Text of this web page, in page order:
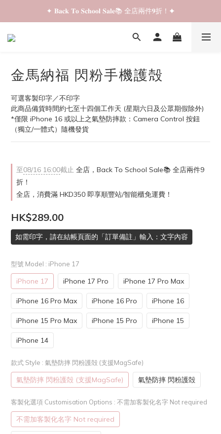
✦ 𝐁𝐚𝐜𝐤 𝐓𝐨 𝐒𝐜𝐡𝐨𝐨𝐥 𝐒𝐚𝐥𝐞📚 全店兩件𝟗折！✦
✦ 𝐁𝐚𝐜𝐤 𝐓𝐨 𝐒𝐜𝐡𝐨𝐨𝐥 𝐒𝐚𝐥𝐞📚 全店兩件𝟗折！✦
✦ 全店購物滿 𝐇𝐊𝐃𝟑𝟓𝟎 即享順豐站/智能櫃免運費！✦
金馬納福 閃粉手機護殻
可選客製印字／不印字
此商品備貨時間約七至十四個工作天 (星期六日及公眾期假除外)
*僅限 iPhone 16 或以上之氣墊防摔款：Camera Control 按鈕
（獨立/一體式）隨機發貨
至08/16 16:00截止 全店，Back To School Sale📚 全店兩件9
折！
全店，消費滿 HKD350 即享順豐站/智能櫃免運費！
HK$289.00
如需印字，請在結帳頁面的「訂單備註」輸入：文字內容
型號 Model : iPhone 17
iPhone 17 iPhone 17 Pro iPhone 17 Pro Max
iPhone 16 Pro Max iPhone 16 Pro iPhone 16
iPhone 15 Pro Max iPhone 15 Pro iPhone 15
iPhone 14
款式 Style : 氣墊防摔 閃粉護殻 (支援MagSafe)
氣墊防摔 閃粉護殻 (支援MagSafe) 氣墊防摔 閃粉護殻
客製化選項 Customisation Options : 不需加客製化名字 Not required
不需加客製化名字 Not required